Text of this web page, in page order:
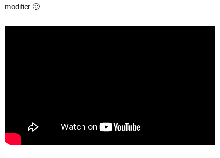
modifier 🙂